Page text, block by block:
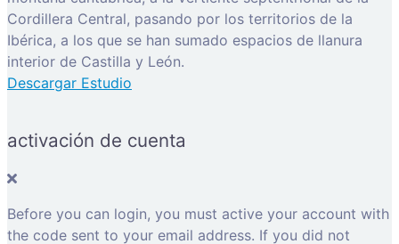
Cordillera Central, pasando por los territorios de la
Ibérica, a los que se han sumado espacios de llanura
interior de Castilla y León.
Descargar Estudio
activación de cuenta
Before you can login, you must active your account with
the code sent to your email address. If you did not